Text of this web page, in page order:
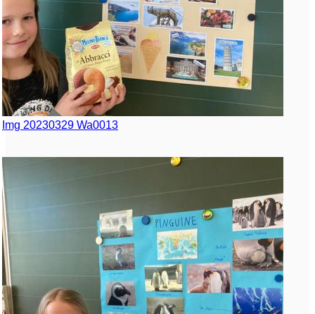
Img 20230329 Wa0013